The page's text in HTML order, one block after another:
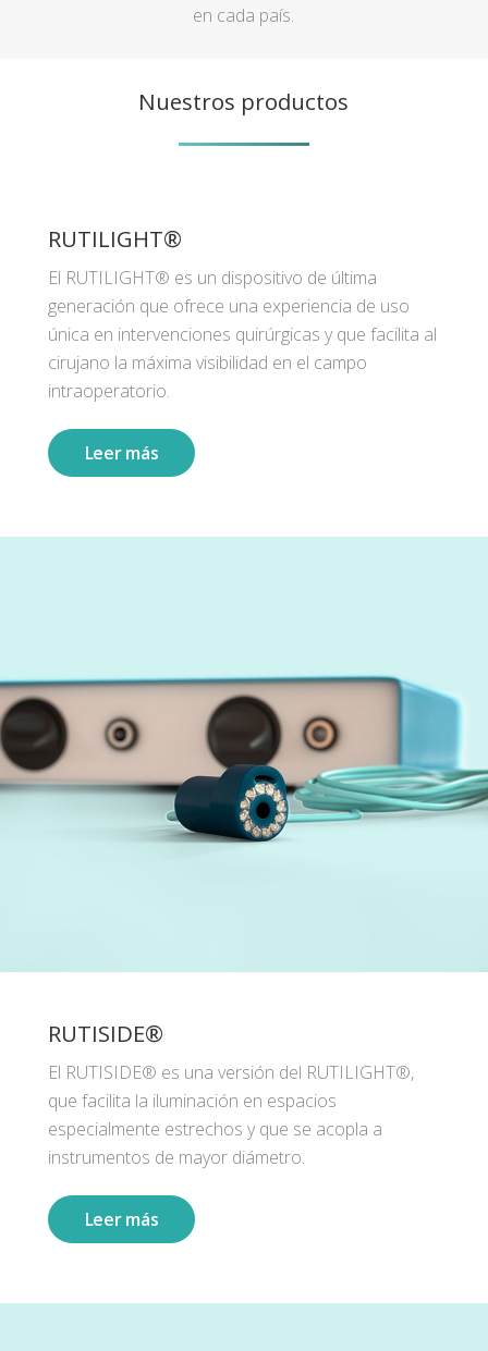
en cada país.
Nuestros productos
RUTILIGHT®
El RUTILIGHT® es un dispositivo de última
generación que ofrece una experiencia de uso
única en intervenciones quirúrgicas y que facilita al
cirujano la máxima visibilidad en el campo
intraoperatorio.
Leer más
RUTISIDE®
El RUTISIDE® es una versión del RUTILIGHT®,
que facilita la iluminación en espacios
especialmente estrechos y que se acopla a
instrumentos de mayor diámetro.
Leer más